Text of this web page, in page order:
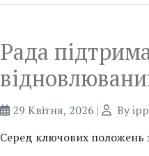
Рада
29 Квітня, 2026 | By
Серед ключових положень